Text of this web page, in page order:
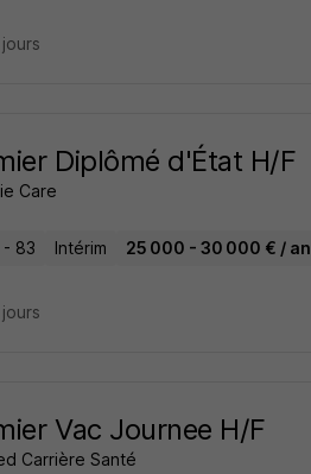
Diplômé d'État H/F
Care
- 83 Intérim 25 000 - 30 000 € / an
Vac Journee H/F
Carrière Santé